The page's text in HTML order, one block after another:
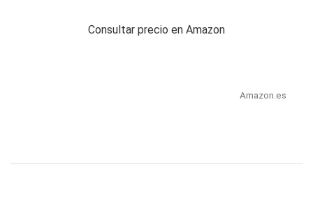
Consultar precio en Amazon
Amazon.es